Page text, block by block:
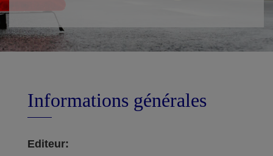
Informations générales
Editeur: